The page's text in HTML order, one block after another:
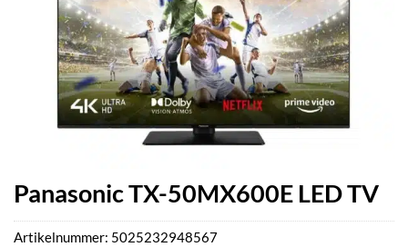
Panasonic TX-50MX600E LED TV
Artikelnummer: 5025232948567